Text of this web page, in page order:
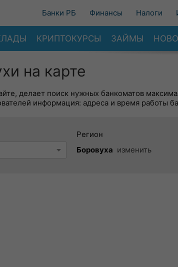
Банки РБ Финансы Налоги
КРИПТОКУРСЫ ЗАЙМЫ
на карте
делает поиск нужных банкоматов
информация: адреса и время работы
Регион
Боровуха изменить